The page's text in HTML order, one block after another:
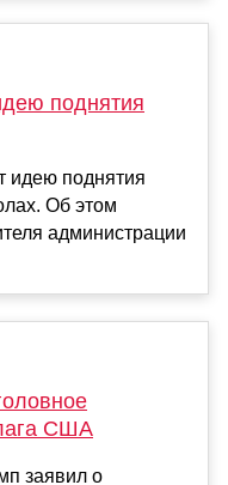
поднятия
идею поднятия
Об этом
администрации
США
заявил о